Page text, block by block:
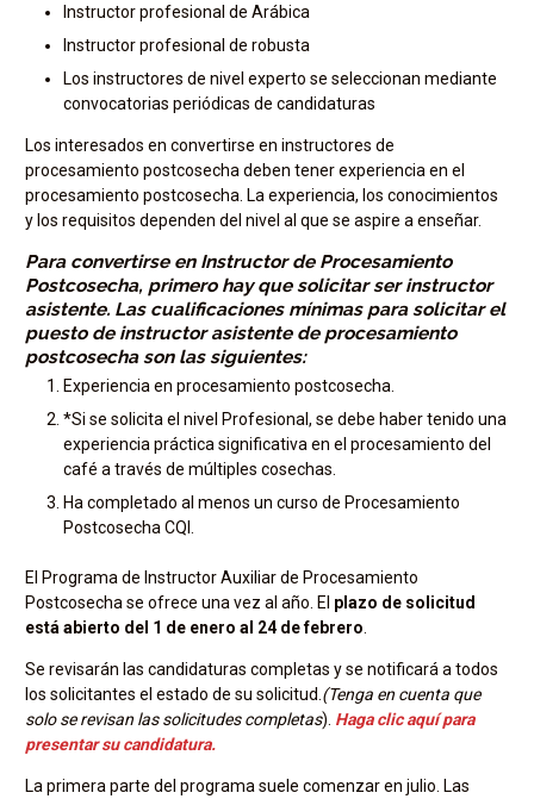
Instructor profesional de Arábica
Instructor profesional de robusta
Los instructores de nivel experto se seleccionan mediante
convocatorias periódicas de candidaturas
Los interesados en convertirse en instructores de
procesamiento postcosecha deben tener experiencia en el
procesamiento postcosecha. La experiencia, los conocimientos
y los requisitos dependen del nivel al que se aspire a enseñar.
Para convertirse en Instructor de Procesamiento
Postcosecha, primero hay que solicitar ser instructor
asistente. Las cualificaciones mínimas para solicitar el
puesto de instructor asistente de procesamiento
postcosecha son las siguientes:
Experiencia en procesamiento postcosecha.
*Si se solicita el nivel Profesional, se debe haber tenido una
experiencia práctica significativa en el procesamiento del
café a través de múltiples cosechas.
Ha completado al menos un curso de Procesamiento
Postcosecha CQI.
El Programa de Instructor Auxiliar de Procesamiento
Postcosecha se ofrece una vez al año. El plazo de solicitud
está abierto del 1 de enero al 24 de febrero
Se revisarán las candidaturas completas y se notificará a todos
los solicitantes el estado de su solicitud. (Tenga en cuenta que
solo se revisan las solicitudes completas). Haga clic aquí para
presentar su candidatura.
La primera parte del programa suele comenzar en julio. Las